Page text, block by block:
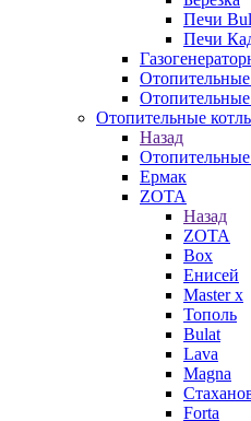
Печи
Печи
Отопительные
Назад
Ермак
ZOTA
Назад
ZOTA
Box
Енисей
Master x
Тополь
Bulat
Lava
Magna
Forta